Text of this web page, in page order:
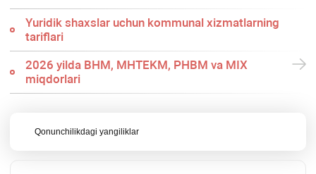
Yuridik shaхslar uchun kommunal хizmatlarning
tariflari
2026 yilda BHM, MHTEKM, PHBM va MIX
miqdorlari
Qonunchilikdagi yangiliklar